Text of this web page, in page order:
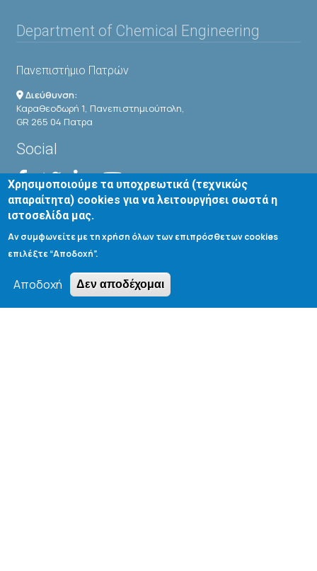
Department of Chemical Engineering
Πανεπιστήμιο Πατρών
Διεύθυνση:
Καραθεοδωρή 1, Πανεπιστημιούπολη,
GR 265 04 Πατρα
Social
Useful Links
Ηλεκτρονική Γραμματεία
Αιτήσεις - Δηλώσεις
Χρησιμοποιούμε τα υποχρεωτικά (τεχνικώς
απαραίτητα) cookies για να λειτουργήσει σωστά η
ιστοσελίδα μας.
Αν συμφωνείτε με τη χρήση όλων των επιπρόσθετων cookies
επιλέξτε “Αποδοχή”.
Αποδοχή Δεν αποδέχομαι